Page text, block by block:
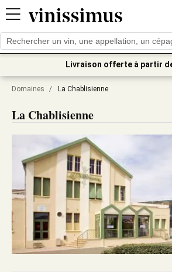
Livraison offerte à partir
Domaines / La Chablisienne
La Chablisienne